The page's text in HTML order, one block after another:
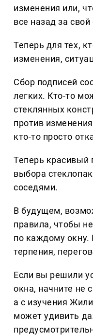
изменения или,
все назад за свой
Теперь для тех,
изменения,
Сбор подписей
легких. Кто-то
стеклянных
против
кто-то просто
Теперь красивый
выбора
соседями.
В будущем,
правила, чтобы
по каждому окну.
терпения,
Если вы решили
окна, начните не
а с изучения
может удивить